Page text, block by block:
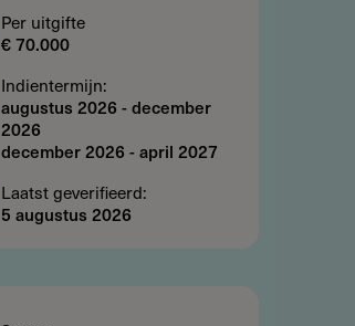
Per uitgifte
€ 70.000
Indientermijn:
augustus 2026 -december
2026
december 2026 -april 2027
Laatst geverifieerd:
5 augustus 2026